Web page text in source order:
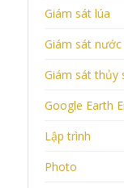
Giám sát lúa
Giám sát nước
Giám sát thủy
Google Earth
Lập trình
Photo